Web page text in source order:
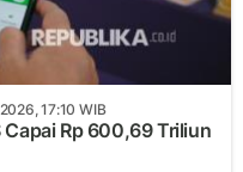
17:10 WIB
Capai Rp 600,69 Triliun